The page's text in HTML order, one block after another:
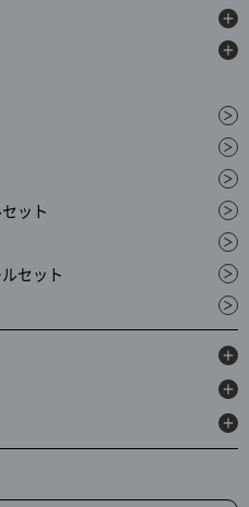
ット
セット